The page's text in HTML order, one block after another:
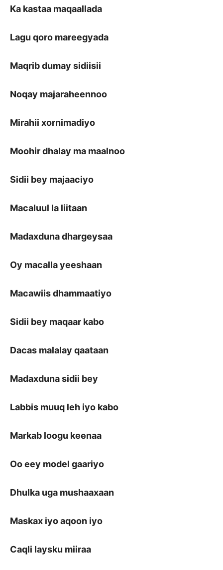
Ka kastaa maqaallada
Lagu qoro mareegyada
Maqrib dumay sidiisii
Noqay majaraheennoo
Mirahii xornimadiyo
Moohir dhalay ma maalnoo
Sidii bey majaaciyo
Macaluul la liitaan
Madaxduna dhargeysaa
Oy macalla yeeshaan
Macawiis dhammaatiyo
Sidii bey maqaar kabo
Dacas malalay qaataan
Madaxduna sidii bey
Labbis muuq leh iyo kabo
Markab loogu keenaa
Oo eey model gaariyo
Dhulka uga mushaaxaan
Maskax iyo aqoon iyo
Caqli laysku miiraa